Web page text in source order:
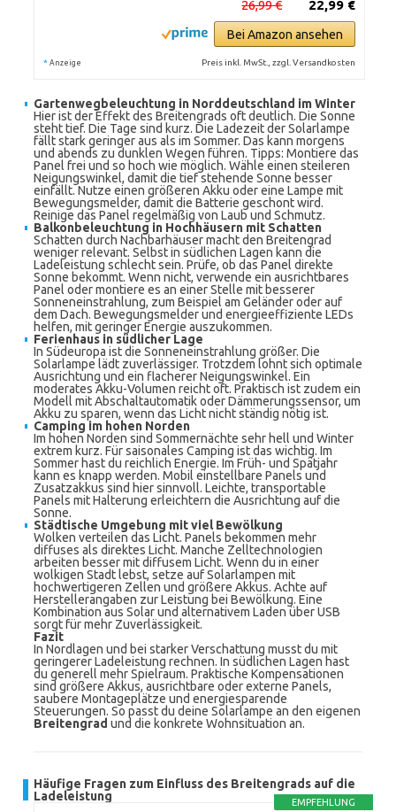
22,99 €
26,99 €
Bei Amazon ansehen
* Anzeige Preis inkl. MwSt., zzgl. Versandkosten
Gartenwegbeleuchtung in Norddeutschland im Winter
Hier ist der Effekt des Breitengrads oft deutlich. Die Sonne
steht tief. Die Tage sind kurz. Die Ladezeit der Solarlampe
fällt stark geringer aus als im Sommer. Das kann morgens
und abends zu dunklen Wegen führen. Tipps: Montiere das
Panel frei und so hoch wie möglich. Wähle einen steileren
Neigungswinkel, damit die tief stehende Sonne besser
einfällt. Nutze einen größeren Akku oder eine Lampe mit
Bewegungsmelder, damit die Batterie geschont wird.
Reinige das Panel regelmäßig von Laub und Schmutz.
Balkonbeleuchtung in Hochhäusern mit Schatten
Schatten durch Nachbarhäuser macht den Breitengrad
weniger relevant. Selbst in südlichen Lagen kann die
Ladeleistung schlecht sein. Prüfe, ob das Panel direkte
Sonne bekommt. Wenn nicht, verwende ein ausrichtbares
Panel oder montiere es an einer Stelle mit besserer
Sonneneinstrahlung, zum Beispiel am Geländer oder auf
dem Dach. Bewegungsmelder und energieeffiziente LEDs
helfen, mit geringer Energie auszukommen.
Ferienhaus in südlicher Lage
In Südeuropa ist die Sonneneinstrahlung größer. Die
Solarlampe lädt zuverlässiger. Trotzdem lohnt sich optimale
Ausrichtung und ein flacherer Neigungswinkel. Ein
moderates Akku-Volumen reicht oft. Praktisch ist zudem ein
Modell mit Abschaltautomatik oder Dämmerungssensor, um
Akku zu sparen, wenn das Licht nicht ständig nötig ist.
Camping im hohen Norden
Im hohen Norden sind Sommernächte sehr hell und Winter
extrem kurz. Für saisonales Camping ist das wichtig. Im
Sommer hast du reichlich Energie. Im Früh- und Spätjahr
kann es knapp werden. Mobil einstellbare Panels und
Zusatzakkus sind hier sinnvoll. Leichte, transportable
Panels mit Halterung erleichtern die Ausrichtung auf die
Sonne.
Städtische Umgebung mit viel Bewölkung
Wolken verteilen das Licht. Panels bekommen mehr
diffuses als direktes Licht. Manche Zelltechnologien
arbeiten besser mit diffusem Licht. Wenn du in einer
wolkigen Stadt lebst, setze auf Solarlampen mit
hochwertigeren Zellen und größere Akkus. Achte auf
Herstellerangaben zur Leistung bei Bewölkung. Eine
Kombination aus Solar und alternativem Laden über USB
sorgt für mehr Zuverlässigkeit.
Fazit
In Nordlagen und bei starker Verschattung musst du mit
geringerer Ladeleistung rechnen. In südlichen Lagen hast
du generell mehr Spielraum. Praktische Kompensationen
sind größere Akkus, ausrichtbare oder externe Panels,
saubere Montageplätze und energiesparende
Steuerungen. So passt du deine Solarlampe an den eigenen
Breitengrad und die konkrete Wohnsituation an.
Häufige Fragen zum Einfluss des Breitengrads auf die
Ladeleistung
EMPFEHLUNG